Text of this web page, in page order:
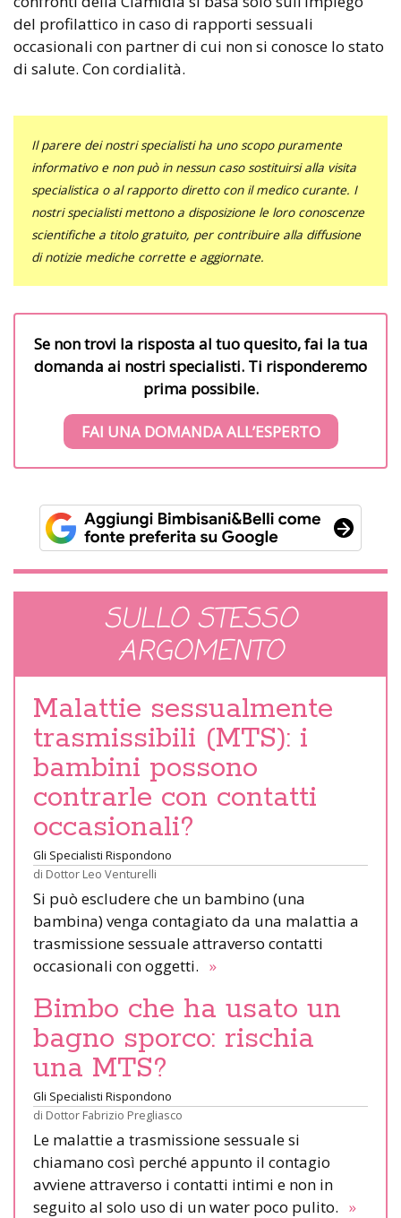
del profilattico in caso di rapporti sessuali
occasionali con partner di cui non si conosce lo stato
di salute. Con cordialità.
Il parere dei nostri specialisti ha uno scopo puramente
informativo e non può in nessun caso sostituirsi alla visita
specialistica o al rapporto diretto con il medico curante. I
nostri specialisti mettono a disposizione le loro conoscenze
scientifiche a titolo gratuito, per contribuire alla diffusione
di notizie mediche corrette e aggiornate.
Se non trovi la risposta al tuo quesito, fai la tua
domanda ai nostri specialisti. Ti risponderemo
prima possibile.
FAI UNA DOMANDA ALL’ESPERTO
SULLO STESSO
ARGOMENTO
Malattie sessualmente
trasmissibili (MTS): i
bambini possono
contrarle con contatti
occasionali?
Gli Specialisti Rispondono
di Dottor Leo Venturelli
Si può escludere che un bambino (una
bambina) venga contagiato da una malattia a
trasmissione sessuale attraverso contatti
occasionali con oggetti. »
Bimbo che ha usato un
bagno sporco: rischia
una MTS?
Gli Specialisti Rispondono
di Dottor Fabrizio Pregliasco
Le malattie a trasmissione sessuale si
chiamano così perché appunto il contagio
avviene attraverso i contatti intimi e non in
seguito al solo uso di un water poco pulito. »